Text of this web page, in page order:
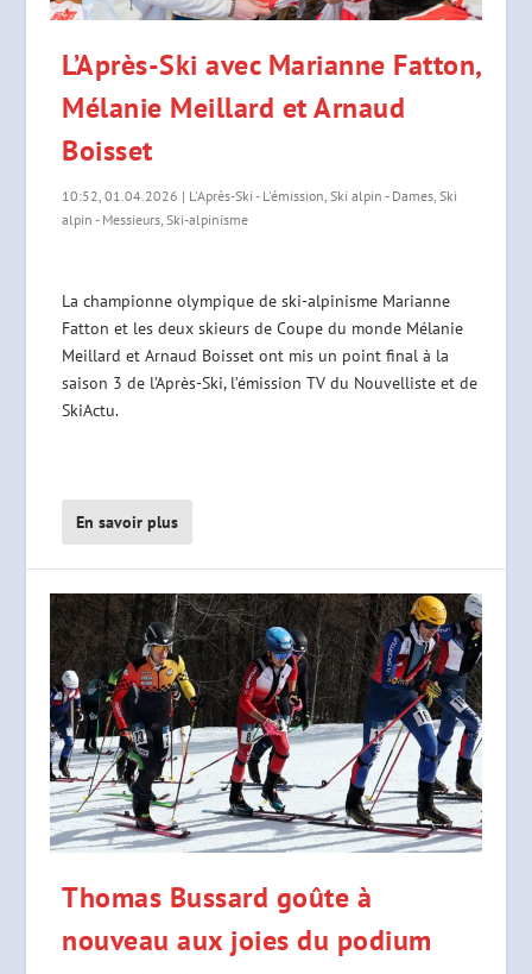
L’Après-Ski avec Marianne Fatton,
Mélanie Meillard et Arnaud
Boisset
10:52, 01.04.2026 | L'Après-Ski - L'émission Ski alpin - Dames Ski
alpin - Messieurs Ski-alpinisme
La championne olympique de ski-alpinisme Marianne
Fatton et les deux skieurs de Coupe du monde Mélanie
Meillard et Arnaud Boisset ont mis un point final à la
saison 3 de l’Après-Ski, l’émission TV du Nouvelliste et de
SkiActu.
En savoir plus
Thomas Bussard goûte à
nouveau aux joies du podium